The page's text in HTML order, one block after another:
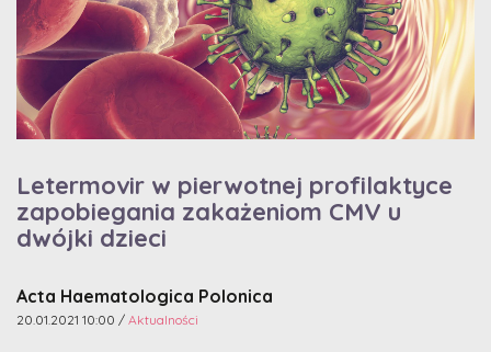
Letermovir w pierwotnej profilaktyce
zapobiegania zakażeniom CMV u
dwójki dzieci
Acta Haematologica Polonica
20.01.2021 10:00 / Aktualności